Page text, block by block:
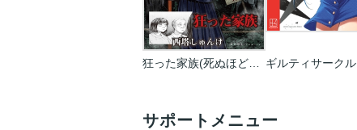
狂った家族(死ぬほど怖いネット掲示板百物語～都市伝説コミック怪談集～) ギルティサークル
サポートメニュー